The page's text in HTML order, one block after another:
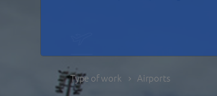
Type of work Airports